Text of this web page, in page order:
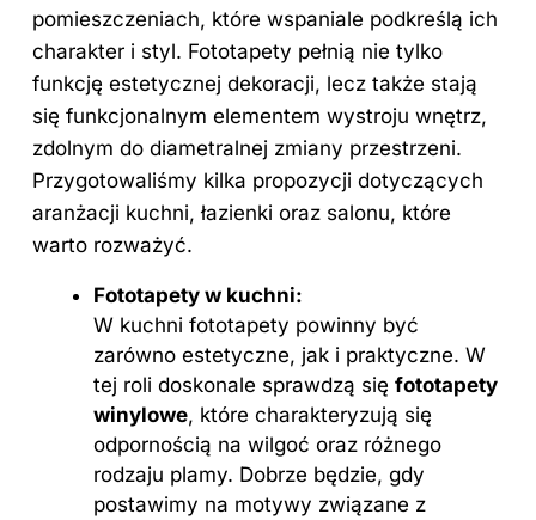
pomieszczeniach, które wspaniale podkreślą ich
charakter i styl. Fototapety pełnią nie tylko
funkcję estetycznej dekoracji, lecz także stają
się funkcjonalnym elementem wystroju wnętrz,
zdolnym do diametralnej zmiany przestrzeni.
Przygotowaliśmy kilka propozycji dotyczących
aranżacji kuchni, łazienki oraz salonu, które
warto rozważyć.
Fototapety w kuchni:
W kuchni fototapety powinny być
zarówno estetyczne, jak i praktyczne. W
tej roli doskonale sprawdzą się fototapety
winylowe, które charakteryzują się
odpornością na wilgoć oraz różnego
rodzaju plamy. Dobrze będzie, gdy
postawimy na motywy związane z